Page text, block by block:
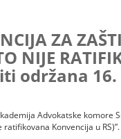
ZA
NIJE
održana
Advokatske komore
Konvencija u RS)”.